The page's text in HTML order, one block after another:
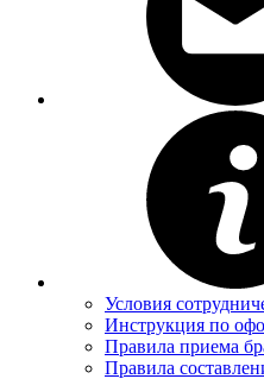
Условия
Инструкция по
Правила приема
Правила